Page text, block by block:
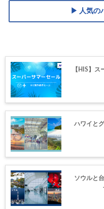
▶ 人気の
【HIS】
ハワイと
ソウルと